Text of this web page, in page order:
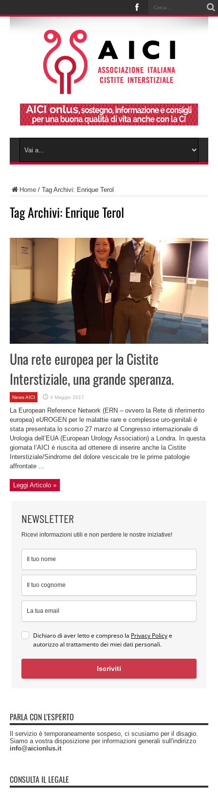
Home / Tag Archivi: Enrique Terol
Tag Archivi:Enrique Terol
Una rete europea per la Cistite
Interstiziale, una grande speranza.
News AICI 4 Maggio 2017
La European Reference Network (ERN – ovvero la Rete di riferimento
europea) eUROGEN per le malattie rare e complesse uro-genitali è
stata presentata lo scorso 27 marzo al Congresso internazionale di
Urologia dell’EUA (European Urology Association) a Londra. In questa
giornata l’AICI è riuscita ad ottenere di inserire anche la Cistite
Interstiziale/Sindrome del dolore vescicale tre le prime patologie
affrontate ...
Leggi Articolo »
NEWSLETTER
Ricevi informazioni utili e non perdere le nostre iniziative!
Dichiaro di aver letto e compreso la Privacy Policye
autorizzo al trattamento dei miei dati personali.
Iscriviti
PARLA CON L’ESPERTO
Il servizio è temporaneamente sospeso, ci scusiamo per il disagio.
Siamo a vostra disposizione per informazioni generali sull'indirizzo
info@aicionlus.it
CONSULTA IL LEGALE